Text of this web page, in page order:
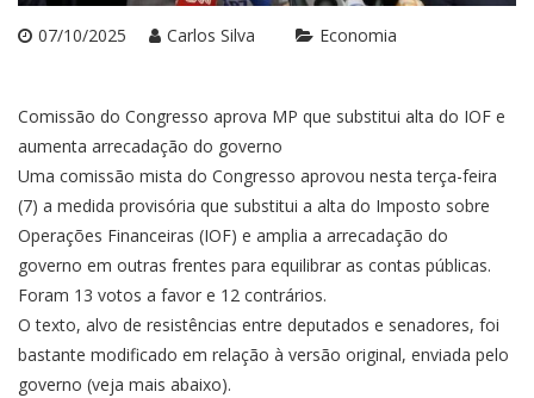
07/10/2025 Carlos Silva Economia
Comissão do Congresso aprova MP que substitui alta do IOF e
aumenta arrecadação do governo
Uma comissão mista do Congresso aprovou nesta terça-feira
(7) a medida provisória que substitui a alta do Imposto sobre
Operações Financeiras (IOF) e amplia a arrecadação do
governo em outras frentes para equilibrar as contas públicas.
Foram 13 votos a favor e 12 contrários.
O texto, alvo de resistências entre deputados e senadores, foi
bastante modificado em relação à versão original, enviada pelo
governo (veja mais abaixo).